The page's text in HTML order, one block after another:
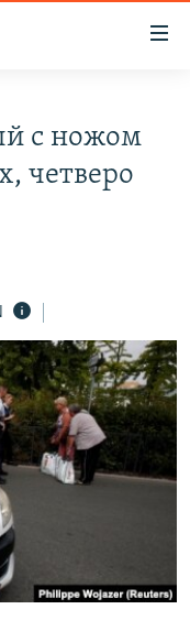
с ножом
четверо